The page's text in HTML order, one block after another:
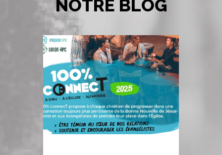
NOTRE BLOG